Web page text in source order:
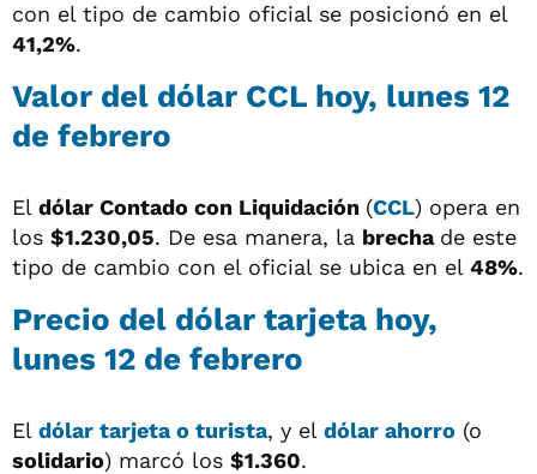
con el tipo de cambio oficial se posicionó en el
41,2%.
Valor del dólar CCL hoy, lunes 12
de febrero
El dólar Contado con Liquidación (CCL) opera en
los $1.230,05. De esa manera, la brecha de este
tipo de cambio con el oficial se ubica en el 48%.
Precio del dólar tarjeta hoy,
lunes 12 de febrero
El dólar tarjeta o turista, y el dólar ahorro (o
solidario) marcó los $1.360.